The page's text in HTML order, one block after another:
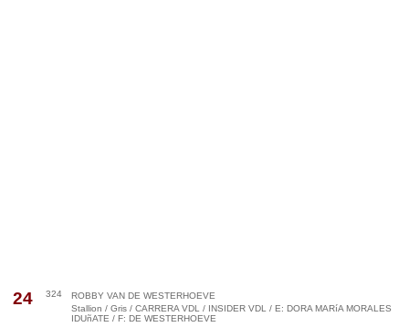
24 324
ROBBY VAN DE WESTERHOEVE
Stallion / Gris / CARRERA VDL / INSIDER VDL / E: DORA MARíA MORALES
IDUñATE / F: DE WESTERHOEVE